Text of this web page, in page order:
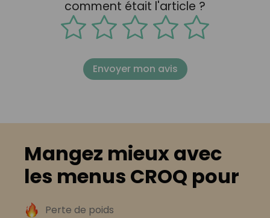
comment était l'article ?
Envoyer mon avis
Mangez mieux avec
les menus CROQ pour
Perte de poids